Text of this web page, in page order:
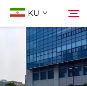
KU
گەڕان